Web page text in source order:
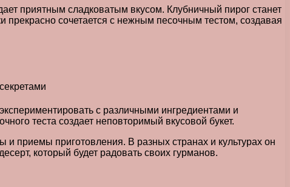
приятным сладковатым вкусом. Клубничный пирог станет
прекрасно сочетается с нежным песочным тестом, создавая
с различными ингредиентами и
теста создает неповторимый вкусовой букет.
приемы приготовления. В разных странах и культурах он
который будет радовать своих гурманов.